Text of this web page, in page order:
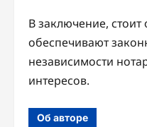
В заключение,
обеспечивают
независимости
интересов.
Об авторе